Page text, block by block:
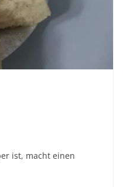
ist, macht einen